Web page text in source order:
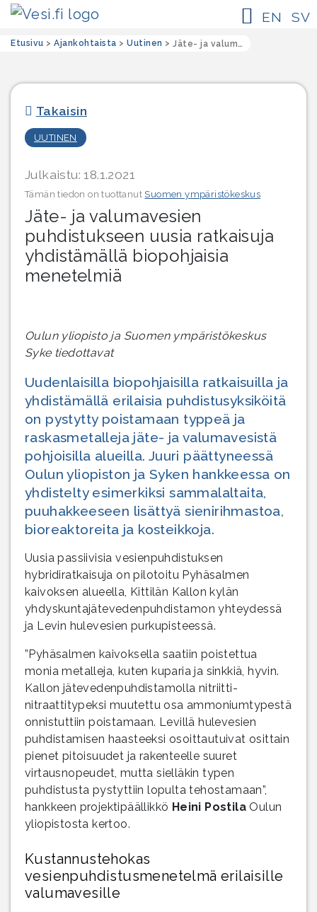
SV
EN
Etusivu > Ajankohtaista > Uutinen > Jäte- ja valumavesien puhdistukseen uusia ratkaisuja yhdistämällä biopohjaisia menetelmiä
Takaisin
UUTINEN
Julkaistu: 18.1.2021
Tämän tiedon on tuottanut Suomen ympäristökeskus
Jäte- ja valumavesien
puhdistukseen uusia ratkaisuja
yhdistämällä biopohjaisia
menetelmiä
Oulun yliopisto ja Suomen ympäristökeskus
Syke tiedottavat
Uudenlaisilla biopohjaisilla ratkaisuilla ja
yhdistämällä erilaisia puhdistusyksiköitä
on pystytty poistamaan typpeä ja
raskasmetalleja jäte- ja valumavesistä
pohjoisilla alueilla. Juuri päättyneessä
Oulun yliopiston ja Syken hankkeessa on
yhdistelty esimerkiksi sammalaltaita,
puuhakkeeseen lisättyä sienirihmastoa,
bioreaktoreita ja kosteikkoja.
Uusia passiivisia vesienpuhdistuksen
hybridiratkaisuja on pilotoitu Pyhäsalmen
kaivoksen alueella, Kittilän Kallon kylän
yhdyskuntajätevedenpuhdistamon yhteydessä
ja Levin hulevesien purkupisteessä.
”Pyhäsalmen kaivoksella saatiin poistettua
monia metalleja, kuten kuparia ja sinkkiä, hyvin.
Kallon jätevedenpuhdistamolla nitriitti-
nitraattitypeksi muutettu osa ammoniumtypestä
onnistuttiin poistamaan. Levillä hulevesien
puhdistamisen haasteeksi osoittautuivat osittain
pienet pitoisuudet ja rakenteelle suuret
virtausnopeudet, mutta sielläkin typen
puhdistusta pystyttiin lopulta tehostamaan”,
hankkeen projektipäällikkö Heini Postila Oulun
yliopistosta kertoo.
Kustannustehokas
vesienpuhdistusmenetelmä erilaisille
valumavesille